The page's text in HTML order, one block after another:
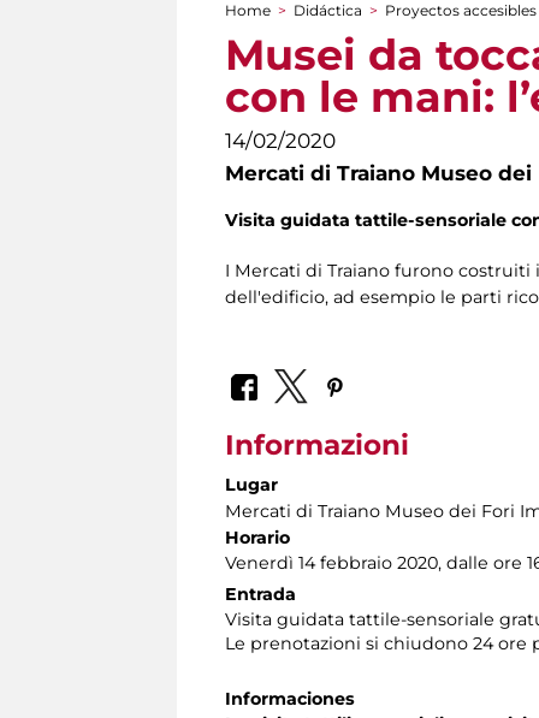
You are here
Home > Didáctica > Proyectos accesibles
Musei da
con le mani:
14/02/2020
Mercati di Traiano Museo
Visita guidata tattile-sensoriale
I Mercati di Traiano furono
dell'edificio, ad esempio le parti
Informazioni
Lugar
Mercati di Traiano Museo dei Fori
Horario
Venerdì 14 febbraio 2020, dalle ore
Entrada
Visita guidata tattile-sensoriale
Le prenotazioni si chiudono 24 ore
Informaciones